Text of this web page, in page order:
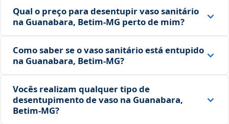
Qual o preço para desentupir vaso sanitário
na Guanabara, Betim‑MG perto de mim?
Como saber se o vaso sanitário está entupido
na Guanabara, Betim‑MG?
Vocês realizam qualquer tipo de
desentupimento de vaso na Guanabara,
Betim‑MG?